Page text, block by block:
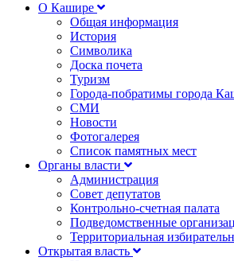
О Кашире
Общая информация
История
Символика
Доска почета
Туризм
Города-побратимы города
СМИ
Новости
Фотогалерея
Список памятных мест
Органы власти
Администрация
Совет депутатов
Контрольно-счетная палата
Подведомственные
Территориальная
Открытая власть